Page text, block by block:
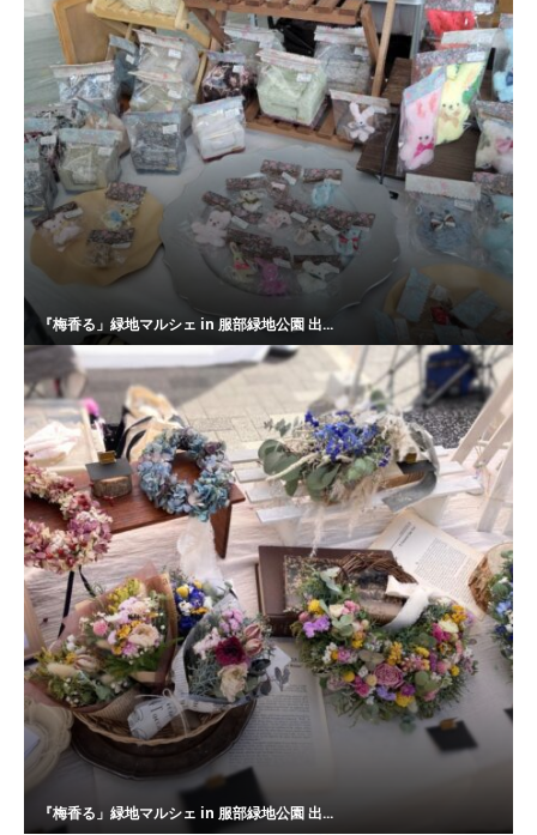
『梅香る」緑地マルシェ in 服部緑地公園 出...
『梅香る」緑地マルシェ in 服部緑地公園 出...